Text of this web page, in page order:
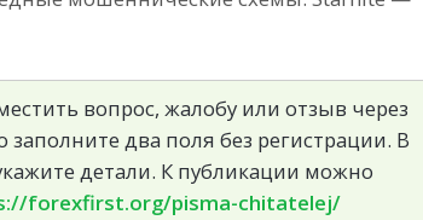
вопрос, жалобу или отзыв через
заполните два поля без регистрации. В
детали. К публикации можно
forexfirst.org/pisma-chitatelej/